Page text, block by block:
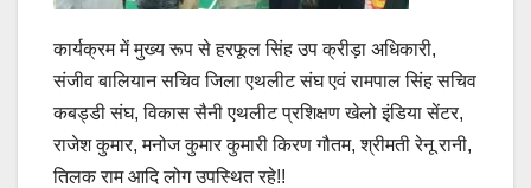
कार्यक्रम में मुख्य रूप से हरफूल सिंह उप क्रीड़ा अधिकारी,
संजीव बालियान सचिव जिला एथलीट संघ एवं रामपाल सिंह सचिव
कबड्डी संघ, विकास सैनी एथलीट प्रशिक्षण खेलो इंडिया सेंटर,
राजेश कुमार, मनोज कुमार कुमारी किरण गौतम, श्रीमती रेनू रानी,
तिलक राम आदि लोग उपस्थित रहे!!